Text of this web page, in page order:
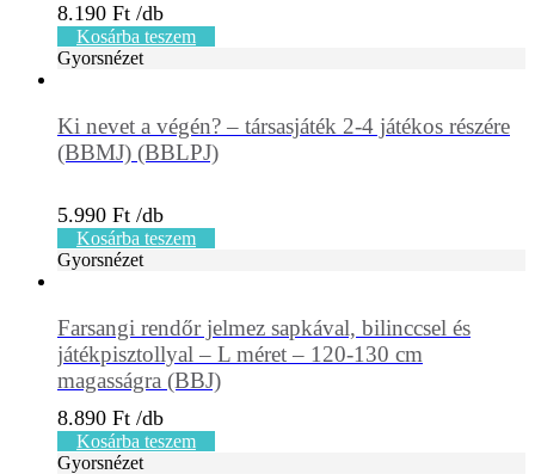
8.190 Ft
Kosárba teszem
Gyorsnézet
Ki nevet a végén? – társasjáték 2-4 játékos részére
(BBMJ) (BBLPJ)
5.990 Ft
Kosárba teszem
Gyorsnézet
Farsangi rendőr jelmez sapkával, bilinccsel és
játékpisztollyal – L méret – 120-130 cm
magasságra (BBJ)
8.890 Ft
Kosárba teszem
Gyorsnézet